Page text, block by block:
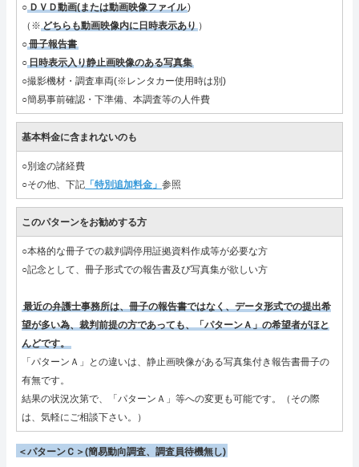
○ＤＶＤ動画(または動画映像ファイル)
（※ どちらも動画映像内に日時表示あり ）
○冊子報告書
○日時表示入り静止画映像のある写真集
○撮影機材・調査車両(※レンタカー使用時は別)
○簡易事前確認・下準備、本調査等の人件費
基本料金に含まれないのも
○別途の諸経費
○その他、下記 「特別追加料金」 参照
このパターンをお勧めする方
○本格的な冊子での裁判調停用証拠資料作成等が必要な方
○記念として、冊子形式での報告書及び写真集が欲しい方
最近の弁護士事務所は、冊子の報告書ではなく、データ形式での提出希
望が多い為、裁判前提の方であっても、「パターンＡ」の希望者がほと
んどです。
「パターンＡ」との違いは、静止画映像がある写真集付き報告書冊子の
有無です。
結果の状況次第で、「パターンＡ」等への変更も可能です。（その際
は、気軽にご相談下さい。）
＜パターンＣ＞(簡易動向調査、調査員待機無し)